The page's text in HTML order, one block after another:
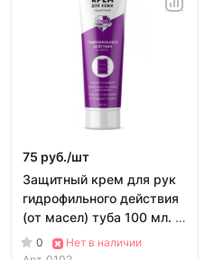
75 руб./шт
Защитный крем для рук
гидрофильного действия
(от масел) туба 100 мл. |
CКС PROFLINE
0
Нет в наличии